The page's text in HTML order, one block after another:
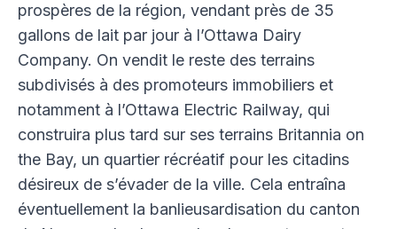
prospères de la région, vendant près de 35
gallons de lait par jour à l’Ottawa Dairy
Company. On vendit le reste des terrains
subdivisés à des promoteurs immobiliers et
notamment à l’Ottawa Electric Railway, qui
construira plus tard sur ses terrains Britannia on
the Bay, un quartier récréatif pour les citadins
désireux de s’évader de la ville. Cela entraîna
éventuellement la banlieusardisation du canton